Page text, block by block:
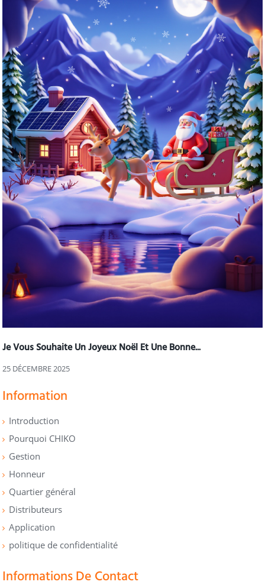
Je Vous Souhaite Un Joyeux Noël Et Une Bonne...
25 DÉCEMBRE 2025
Information
Introduction
Pourquoi CHIKO
Gestion
Honneur
Quartier général
Distributeurs
Application
politique de confidentialité
Informations De Contact